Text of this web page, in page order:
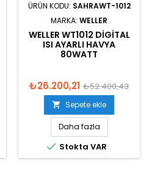
ÜRÜN KODU: SAHRAWT-1012
MARKA: WELLER
WELLER WT1012 DIGITAL
ISI AYARLI HAVYA
80WATT
₺26.200,21 ₺52.400,43
 Sepete ekle
Daha fazla
 Stokta VAR